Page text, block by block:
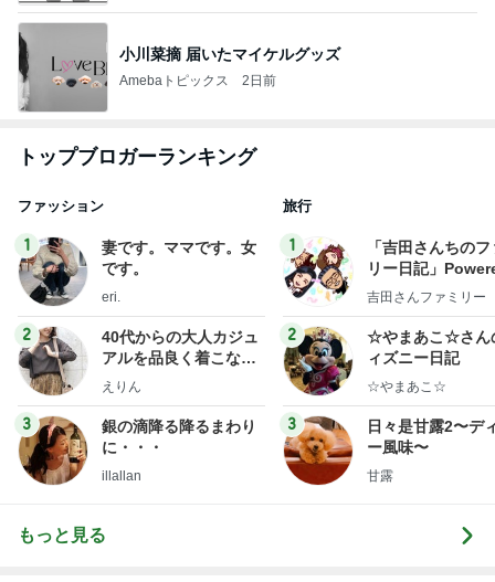
小川菜摘 届いたマイケルグッズ
Amebaトピックス 2日前
トップブロガーランキング
ファッション
1
妻です。ママです。女
です。
eri.
2
40代からの大人カジュ
アルを品良く着こなす
ファッションブログ
えりん
3
銀の滴降る降るまわり
に・・・
illallan
旅行
1
「吉田さんちの
リー日記」
y Ameba 吉田さ
ログ
吉田さんファミリー
2
☆やまあこ☆さん
ィズニー日記
☆やまあこ☆
3
日々是甘露2〜デ
ー風味〜
甘露
もっと見る